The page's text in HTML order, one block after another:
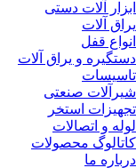
ابزار آلات دستی
یراق آلات
انواع قفل
دستگیره و یراق آلات
تاسیسات
شیرآلات صنعتی
تجهیزات استخر
لوله و اتصالات
کاتالوگ محصولات
درباره ما